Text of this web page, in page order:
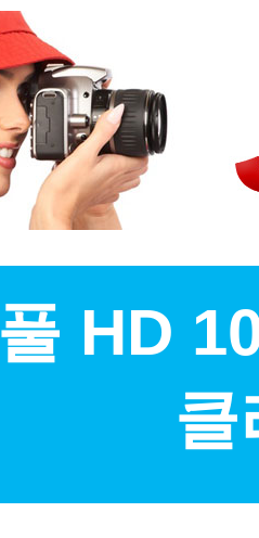
풀 HD
클